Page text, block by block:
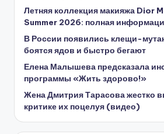
Летняя коллекция макияжа Dior
Summer 2026: полная
В России появились клещи-
боятся ядов и быстро бегают
Елена Малышева предсказала
программы «Жить здорово!»
Жена Дмитрия Тарасова жестко
критике их поцелуя (видео)